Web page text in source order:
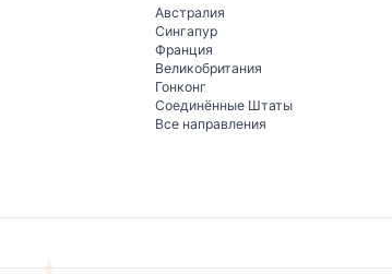
Австралия
Сингапур
Франция
Великобритания
Гонконг
Соединённые Штаты
Все направления